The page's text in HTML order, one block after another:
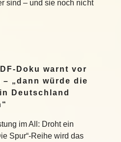
sind – und sie noch nicht
Doku warnt vor
– „dann würde die
Deutschland
im All: Droht ein
Spur“-Reihe wird das